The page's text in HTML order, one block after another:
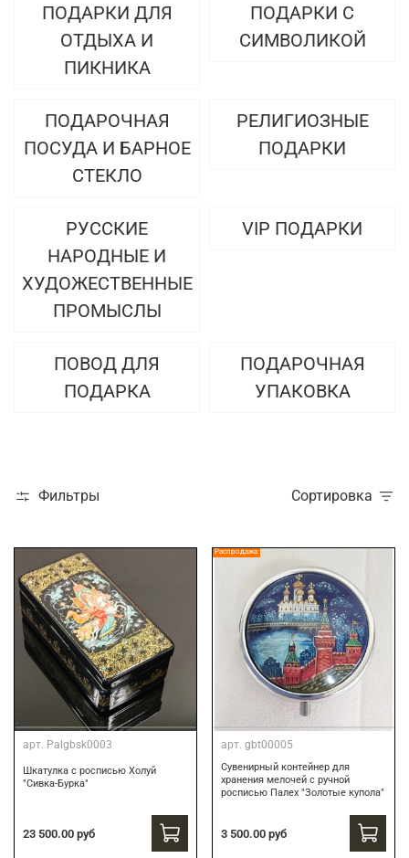
ПОДАРКИ ДЛЯ
ОТДЫХА И
ПИКНИКА
ПОДАРКИ С
СИМВОЛИКОЙ
ПОДАРОЧНАЯ
ПОСУДА И БАРНОЕ
СТЕКЛО
РЕЛИГИОЗНЫЕ
ПОДАРКИ
РУССКИЕ
НАРОДНЫЕ И
ХУДОЖЕСТВЕННЫЕ
ПРОМЫСЛЫ
VIP ПОДАРКИ
ПОВОД ДЛЯ
ПОДАРКА
ПОДАРОЧНАЯ
УПАКОВКА
Фильтры Сортировка
арт. Palgbsk0003
Шкатулка с росписью Холуй
"Сивка-Бурка"
23 500.00 руб
Распродажа
арт. gbt00005
Сувенирный контейнер для
хранения мелочей с ручной
росписью Палех "Золотые купола"
3 500.00 руб